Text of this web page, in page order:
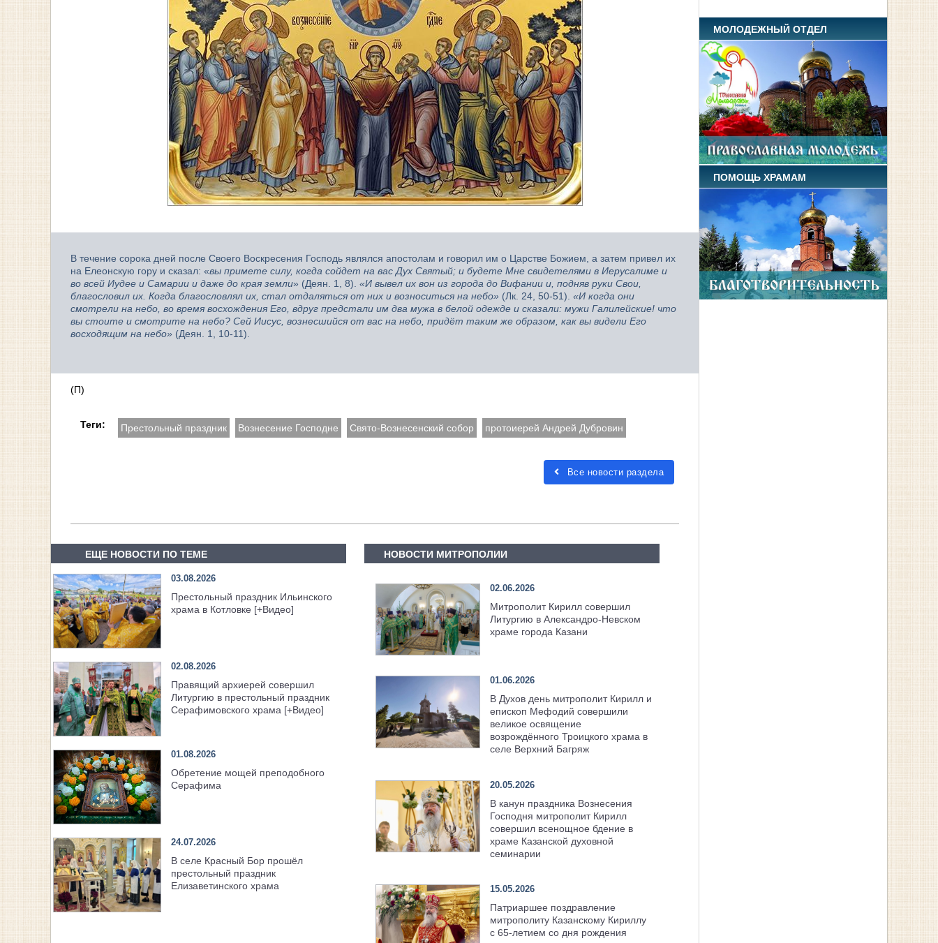
В течение сорока дней после Своего Воскресения Господь являлся апостолам и говорил им о Царстве Божием, а затем привел их
на Елеонскую гору и сказал: «вы примете силу, когда сойдет на вас Дух Святый; и будете Мне свидетелями в Иерусалиме и
во всей Иудее и Самарии и даже до края земли» (Деян. 1, 8). «И вывел их вон из города до Вифании и, подняв руки Свои,
благословил их. Когда благословлял их, стал отдаляться от них и возноситься на небо» (Лк. 24, 50-51). «И когда они
смотрели на небо, во время восхождения Его, вдруг предстали им два мужа в белой одежде и сказали: мужи Галилейские! что
вы стоите и смотрите на небо? Сей Иисус, вознесшийся от вас на небо, придёт таким же образом, как вы видели Его
восходящим на небо» (Деян. 1, 10-11).
(П)
Теги: Престольный праздник Вознесение Господне Свято-Вознесенский собор протоиерей Андрей Дубровин
Все новости раздела
ЕЩЕ НОВОСТИ ПО ТЕМЕ
03.08.2026
Престольный праздник Ильинского
храма в Котловке [+Видео]
02.08.2026
Правящий архиерей совершил
Литургию в престольный праздник
Серафимовского храма [+Видео]
01.08.2026
Обретение мощей преподобного
Серафима
24.07.2026
В селе Красный Бор прошёл
престольный праздник
Елизаветинского храма
НОВОСТИ МИТРОПОЛИИ
02.06.2026
Митрополит Кирилл совершил
Литургию в Александро-Невском
храме города Казани
01.06.2026
В Духов день митрополит Кирилл и
епископ Мефодий совершили
великое освящение
возрождённого Троицкого храма в
селе Верхний Багряж
20.05.2026
В канун праздника Вознесения
Господня митрополит Кирилл
совершил всенощное бдение в
храме Казанской духовной
семинарии
15.05.2026
Патриаршее поздравление
митрополиту Казанскому Кириллу
с 65-летием со дня рождения
МОЛОДЕЖНЫЙ ОТДЕЛ
ПОМОЩЬ ХРАМАМ